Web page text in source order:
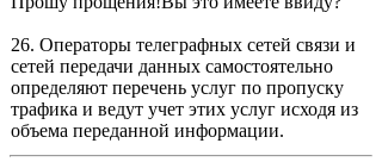
26. Операторы телеграфных сетей связи и
сетей передачи данных самостоятельно
определяют перечень услуг по пропуску
трафика и ведут учет этих услуг исходя из
объема переданной информации.